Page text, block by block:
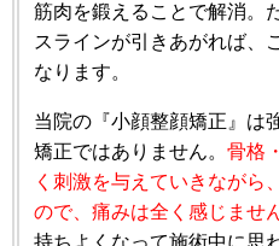
筋肉を鍛えることで解消。
スラインが引きあがれば、
なります。
当院の『小顔整顔矯正』は
矯正ではありません。 骨格
く刺激を与えていきながら
ので、痛みは全く感じませ
持ちよくなって施術中に思